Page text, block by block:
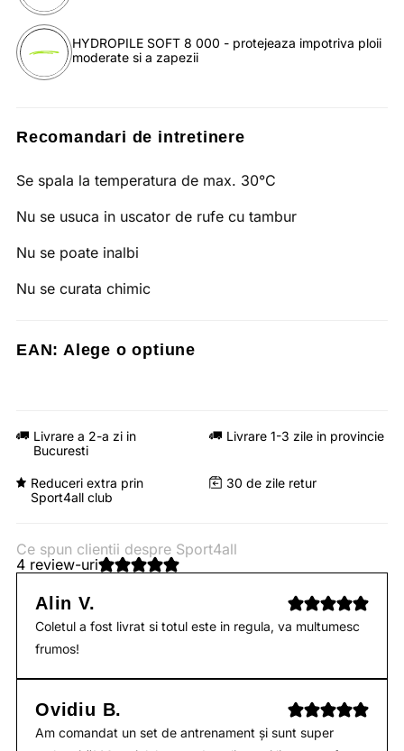
HYDROPILE SOFT 8 000 - protejeaza impotriva ploii
moderate si a zapezii
Recomandari de intretinere
Se spala la temperatura de max. 30°C
Nu se usuca in uscator de rufe cu tambur
Nu se poate inalbi
Nu se curata chimic
EAN: Alege o optiune
Livrare a 2-a zi in
Bucuresti
Livrare 1-3 zile in provincie
Reduceri extra prin
Sport4all club
30 de zile retur
Ce spun clientii despre Sport4all
4 review-uri
Alin V.
Coletul a fost livrat si totul este in regula, va multumesc
frumos!
Ovidiu B.
Am comandat un set de antrenament și sunt super